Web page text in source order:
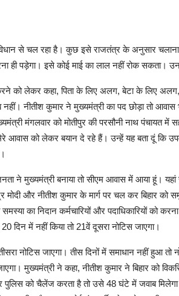
से चल रहा है। कुछ इसे राजतंत्र के अनुसार चलाना
ही पड़ेगा। इसे कोई माई का लाल नहीं रोक सकता।
करने को लेकर कहा, पिता के लिए अलग, बेटा के लिए
नहीं। नीतीश कुमार ने मुख्यमंत्री का पद छोड़ा तो
मंगलवार को मोतीपुर की परसौनी नाथ पंचायत में
आवास को लेकर बयान दे रहे हैं। उन्हें यह बता दूं कि
ने मुख्यमंत्री बनाया तो सीएम आवास में आया हूं।
मोदी और नीतीश कुमार के मार्ग पर चल कर बिहार को
का निदान कर्मचारियों और पदाधिकारियों को
दिन में नहीं किया तो 21वें दूसरा नोटिस जाएगा।
नोटिस जाएगा। तीस दिनों में समाधान नहीं हुआ तो
मुख्यमंत्री ने कहा, नीतीश कुमार ने बिहार को
पुलिस को चैलेंज करता है तो उसे 48 घंटे में जवाब